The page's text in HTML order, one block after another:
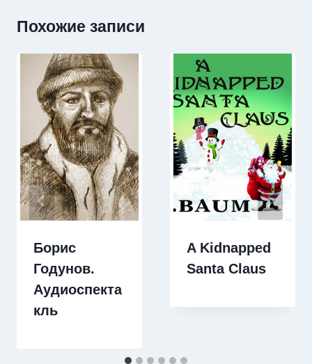
Похожие записи
Борис
Годунов.
Аудиоспекта
кль
A Kidnapped
Santa Claus